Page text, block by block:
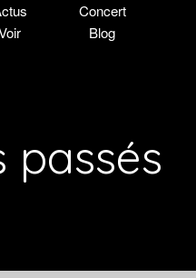
Concert
Blog
passés